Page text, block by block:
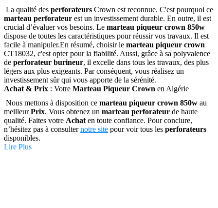
La qualité des perforateurs Crown est reconnue. C'est pourquoi ce
marteau perforateur est un investissement durable. En outre, il est
crucial d’évaluer vos besoins. Le marteau piqueur crown 850w
dispose de toutes les caractéristiques pour réussir vos travaux. Il est
facile à manipuler.En résumé, choisir le marteau piqueur crown
CT18032, c'est opter pour la fiabilité. Aussi, grâce à sa polyvalence
de perforateur burineur, il excelle dans tous les travaux, des plus
légers aux plus exigeants. Par conséquent, vous réalisez un
investissement sûr qui vous apporte de la sérénité.
Achat & Prix : Votre Marteau Piqueur Crown en Algérie
Nous mettons à disposition ce marteau piqueur crown 850w au
meilleurPrix. Vous obtenez un marteau perforateur de haute
qualité. Faites votre Achat en toute confiance. Pour conclure,
n’hésitez pas à consulternotre site pour voir tous les perforateurs
disponibles.
Lire Plus